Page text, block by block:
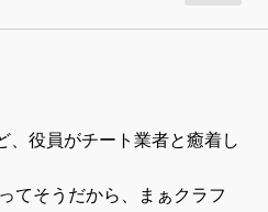
、役員がチート業者と癒着し
てそうだから、まぁクラフ